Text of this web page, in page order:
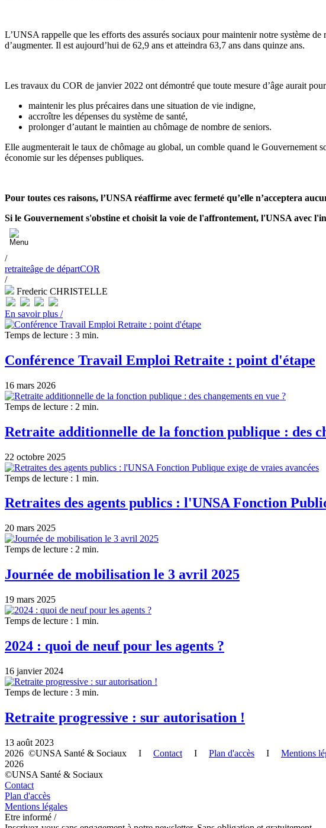
L’UNSA rappelle que les efforts des assurés sociaux pour maintenir notre système
d’augmenter. Il est aujourd’hui de 62,9 ans et atteindra 63,7 ans dans quinze ans.
Les travaux du COR de janvier 2022 ont démontré que toute mesure d’âge aurait
maintenir les plus précaires dans une situation de vie indigne,
accroître les dépenses du système de santé,
prolonger d’autant le maintien au chômage de nombre de seniors.
Elle augmenterait le taux de chômage au global, un comble quand le Gouvernement
économie sur les dépenses publiques.
Pour toutes ces raisons, l’UNSA réaffirme avec fermeté qu’elle n’acceptera
Si le Gouvernement s'obstine et choisit la voie de l'affrontement, l'UNSA avec
/
retraiteâge de départCOR
/
Frederic CHRISTELLE
En savoir plus /
Temps de lecture : 3 min.
Conférence Travail Emploi Retraite : point d'étape
16 mars 2026
Temps de lecture : 2 min.
Retraite additionnelle de la fonction publique : des
22 octobre 2025
Temps de lecture : 1 min.
Retraites des agents publics : l'UNSA Fonction
20 mars 2025
Temps de lecture : 2 min.
Journée de mobilisation le 3 avril 2025
19 mars 2025
Temps de lecture : 1 min.
2024 : quoi de neuf pour les agents ?
16 janvier 2024
Temps de lecture : 3 min.
Retraite progressive : sur autorisation !
13 août 2023
2026 ©UNSA Santé & Sociaux I Contact I Plan d'accès I Mentions
2026
©UNSA Santé & Sociaux
Contact
Plan d'accès
Mentions légales
Etre informé /